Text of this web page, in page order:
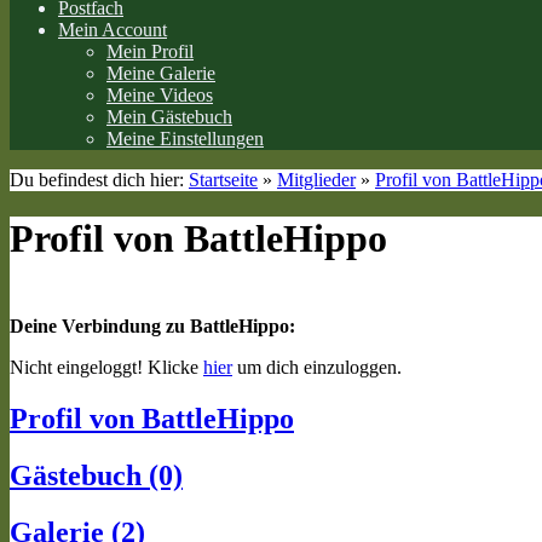
Postfach
Mein Account
Mein Profil
Meine Galerie
Meine Videos
Mein Gästebuch
Meine Einstellungen
Du befindest dich hier: Startseite » Mitglieder» Profil von
Profil von BattleHippo
Deine Verbindung zu BattleHippo:
Nicht eingeloggt! Klicke hierum dich einzuloggen.
Profil von BattleHippo
Gästebuch (0)
Galerie (2)